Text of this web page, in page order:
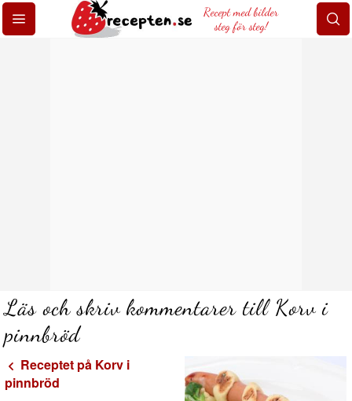
Recept med bilder
steg för steg!
Läs och skriv kommentarer till Korv i
pinnbröd
Receptet på Korv i
pinnbröd